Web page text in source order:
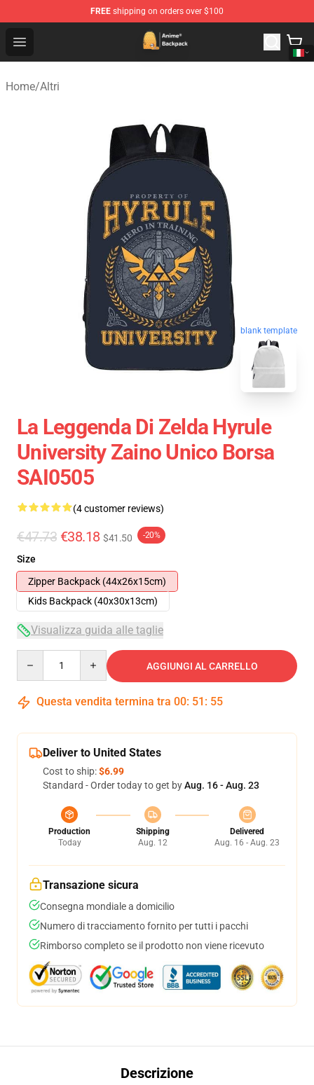
FREE shipping on orders over $100
Open menu
Anime Backpack Shop - Official Anime Backpack Store
Home/Altri
blank template
La Leggenda Di Zelda Hyrule
University Zaino Unico Borsa
SAI0505
(4 customer reviews)
€47.73 €38.18 $41.50 -20%
Size
Zipper Backpack (44x26x15cm)
Kids Backpack (40x30x13cm)
Visualizza guida alle taglie
AGGIUNGI AL CARRELLO
Questa vendita termina tra 00: 51 : 54
Deliver to United States
Cost to ship:$6.99
Standard - Order today to get byAug. 16 - Aug. 23
Production
Today
Shipping
Aug. 12
Delivered
Aug. 16 - Aug. 23
Transazione sicura
Consegna mondiale a domicilio
Numero di tracciamento fornito per tutti i pacchi
Rimborso completo se il prodotto non viene ricevuto
Descrizione